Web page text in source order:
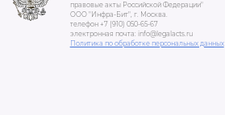
правовые акты Российской Федерации"
ООО "Инфра-Бит", г. Москва.
телефон +7 (910) 050-65-67
электронная почта: info@legalacts.ru
Политика по обработке персональных данных